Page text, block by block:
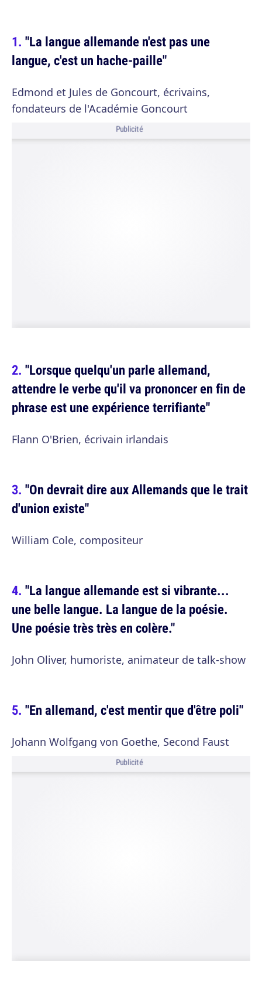
"La langue allemande n'est pas une
langue, c'est un hache-paille"
Edmond et Jules de Goncourt, écrivains,
fondateurs de l'Académie Goncourt
Publicité
"Lorsque quelqu'un parle allemand,
attendre le verbe qu'il va prononcer en fin de
phrase est une expérience terrifiante"
Flann O'Brien, écrivain irlandais
"On devrait dire aux Allemands que le trait
d'union existe"
William Cole, compositeur
"La langue allemande est si vibrante...
une belle langue. La langue de la poésie.
Une poésie très très en colère."
John Oliver, humoriste, animateur de talk-show
"En allemand, c'est mentir que d'être poli"
Johann Wolfgang von Goethe, Second Faust
Publicité